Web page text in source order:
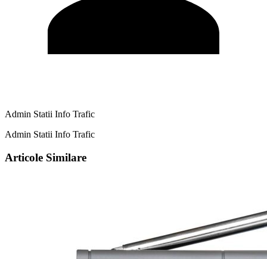
Admin Statii Info Trafic
Admin Statii Info Trafic
Articole Similare